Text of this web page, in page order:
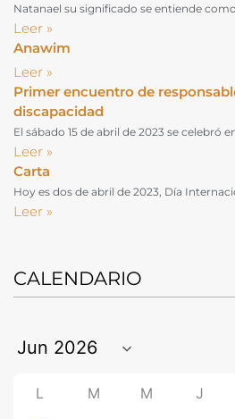
Natanael su significado se entiende
Leer »
Anawim
Leer »
Primer encuentro de
discapacidad
El sábado 15 de abril de 2023 se celebró
Leer »
Carta
Hoy es dos de abril de 2023, Día
Leer »
CALENDARIO
L M M J